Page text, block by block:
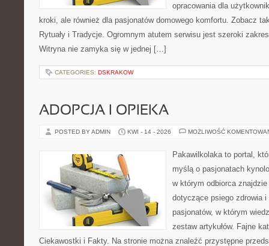
opracowania dla
kroki, ale również dla pasjonatów domowego komfortu. Zobacz
Rytuały i Tradycje. Ogromnym atutem serwisu jest szeroki
Witryna nie zamyka się w jednej […]
CATEGORIES: DSKRAKOW
ADOPCJA I OPIEKA
POSTED BY ADMIN KWI - 14 - 2026 MOŻLIWOŚĆ
Pakawilkolaka to portal,
myślą o pasjonatach
w którym odbiorca
dotyczące psiego zdrowia
pasjonatów, w którym
zestaw artykułów. Fajne
Ciekawostki i Fakty. Na stronie można znaleźć przystępne